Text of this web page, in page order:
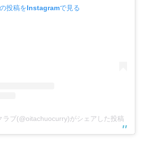
投稿をInstagramで見る
ラブ(@oitachuocurry)がシェアした投稿